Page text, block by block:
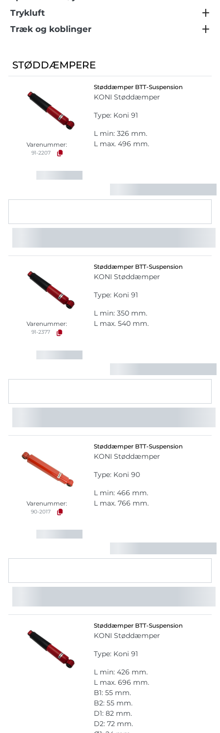
Trykluft
Træk og koblinger
STØDDÆMPERE
Varenummer:
91-2207
Støddæmper BTT-Suspension
KONI Støddæmper
Type: Koni 91
L min: 326 mm.
L max. 496 mm.
Varenummer:
91-2377
Støddæmper BTT-Suspension
KONI Støddæmper
Type: Koni 91
L min: 350 mm.
L max. 540 mm.
Varenummer:
90-2017
Støddæmper BTT-Suspension
KONI Støddæmper
Type: Koni 90
L min: 466 mm.
L max. 766 mm.
Støddæmper BTT-Suspension
KONI Støddæmper
Type: Koni 91
L min: 426 mm.
L max. 696 mm.
B1: 55 mm.
B2: 55 mm.
D1: 82 mm.
D2: 72 mm.